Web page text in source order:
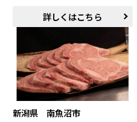
詳しくはこちら
新潟県 南魚沼市